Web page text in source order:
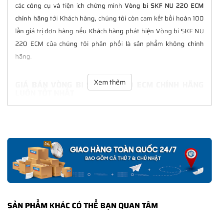
các công cụ và tiện ích chứng minhVòng bi SKF NU 220 ECM
chính hãngtới Khách hàng, chúng tôi còn cam kết bồi hoàn 100
lần giá trị đơn hàng nếu Khách hàng phát hiện Vòng bi SKF NU
220 ECM của chúng tôi phân phối là sản phẩm không chính
hãng.
GIÁ BÁN VÒNG BI SKF NU 220 ECM CHÍNH HÃNG
TạiNGOCANH.COMgiá bán Vòng bi SKF NU 220 ECM luôn là tốt
trong suốt quá trình sử dụng các sản phẩm SKF chính hãng.
CHẾ ĐỘ BẢO HÀNH VÒNG BI SKF NU 220 ECM
CHÍNH HÃNG
Tất cả các sản phẩm SKF chính hãng do
phối đều được bảo hành chính hãng theo đúng tiêu chuẩn bảo
Xem thêm
SẢN PHẨM KHÁC CÓ THỂ BẠN QUAN TÂM